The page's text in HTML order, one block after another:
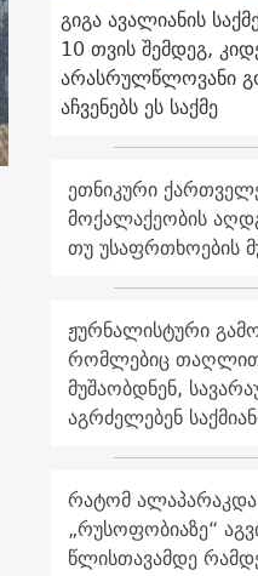
გიგა ავალიანის
10 თვის შემდეგ,
არასრულწლოვანი
აჩვენებს ეს საქმე
ეთნიკური
მოქალაქეობის
თუ უსაფრთხოების
ჟურნალისტური
რომლებიც
მუშაობდნენ,
აგრძელებენ
რატომ ალაპარაკდა
„რუსოფობიაზე“
წლისთავამდე